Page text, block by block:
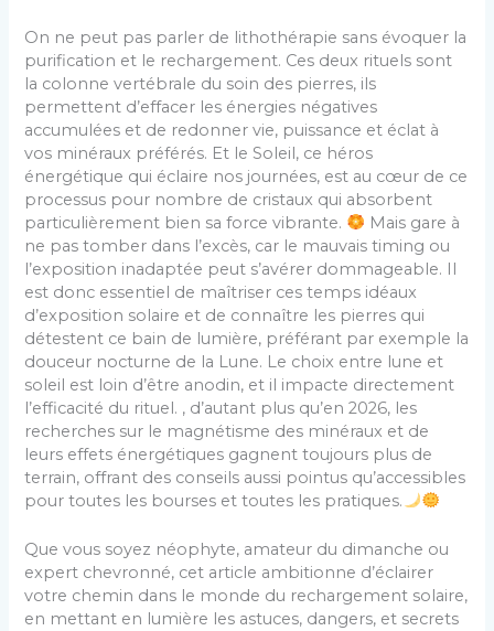
On ne peut pas parler de lithothérapie sans évoquer la
purification et le rechargement. Ces deux rituels sont
la colonne vertébrale du soin des pierres, ils
permettent d’effacer les énergies négatives
accumulées et de redonner vie, puissance et éclat à
vos minéraux préférés. Et le Soleil, ce héros
énergétique qui éclaire nos journées, est au cœur de ce
processus pour nombre de cristaux qui absorbent
particulièrement bien sa force vibrante.
Mais gare à
ne pas tomber dans l’excès, car le mauvais timing ou
l’exposition inadaptée peut s’avérer dommageable. Il
est donc essentiel de maîtriser ces temps idéaux
d’exposition solaire et de connaître les pierres qui
détestent ce bain de lumière, préférant par exemple la
douceur nocturne de la Lune. Le choix entre lune et
soleil est loin d’être anodin, et il impacte directement
l’efficacité du rituel. , d’autant plus qu’en 2026, les
recherches sur le magnétisme des minéraux et de
leurs effets énergétiques gagnent toujours plus de
terrain, offrant des conseils aussi pointus qu’accessibles
pour toutes les bourses et toutes les pratiques.
Que vous soyez néophyte, amateur du dimanche ou
expert chevronné, cet article ambitionne d’éclairer
votre chemin dans le monde du rechargement solaire,
en mettant en lumière les astuces, dangers, et secrets